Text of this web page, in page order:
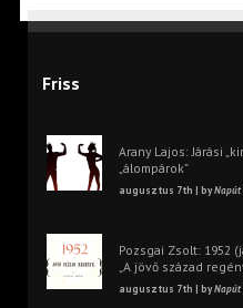
Friss
Arany Lajos: Járási
„álompárok”
augusztus 7th | byNapút
Pozsgai Zsolt: 1952
„A jövő század
augusztus 7th | byNapút